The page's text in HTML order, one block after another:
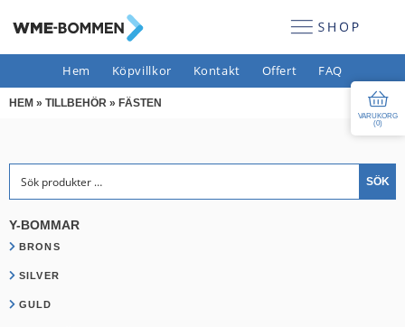
Hem Köpvillkor Kontakt Offert FAQ
VARUKORG
(0)
HEM » TILLBEHÖR » FÄSTEN
SÖK
Y-BOMMAR
BRONS
SILVER
GULD